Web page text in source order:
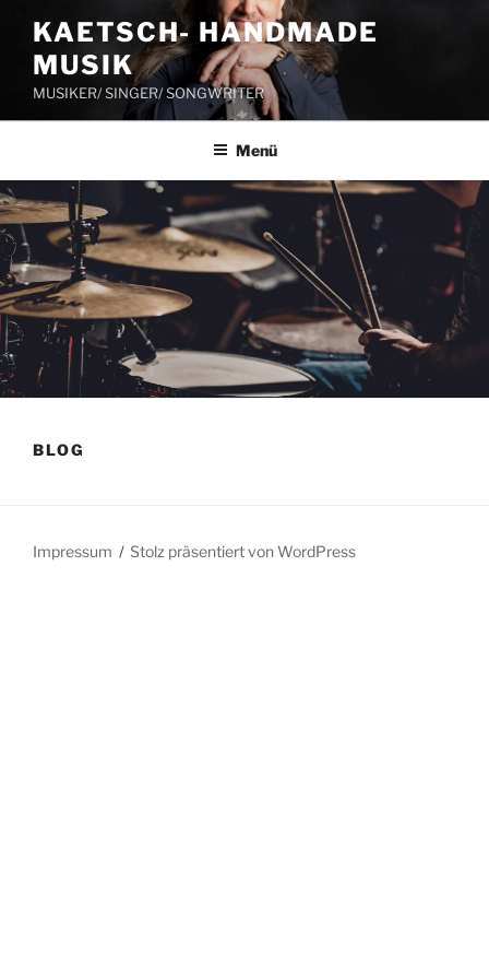
Inhalt
springen
KAETSCH- HANDMADE
MUSIK
MUSIKER/ SINGER/ SONGWRITER
Menü
BLOG
Impressum Stolz präsentiert von WordPress